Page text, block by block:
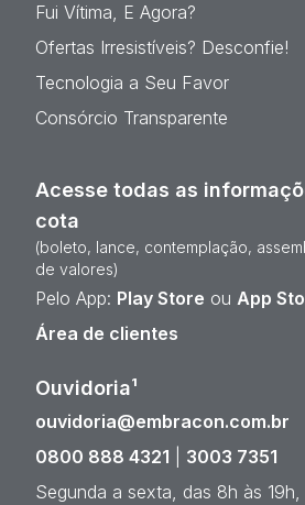
Fui Vítima, E Agora?
Ofertas Irresistíveis? Desconfie!
Tecnologia a Seu Favor
Consórcio Transparente
Acesse todas as
cota
(boleto, lance, contemplação,
de valores)
Pelo App: Play Store ou App
Área de clientes
Ouvidoria¹
ouvidoria@embracon.com.br
0800 888 4321
3003 7351
Segunda a sexta, das 8h às